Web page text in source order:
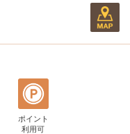
ポイント
利用可